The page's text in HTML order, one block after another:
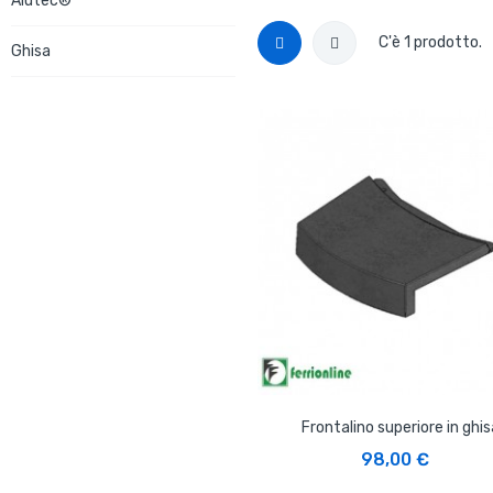
Ghisa C'è 1 prodotto.
Frontalino superiore in
98,00 €